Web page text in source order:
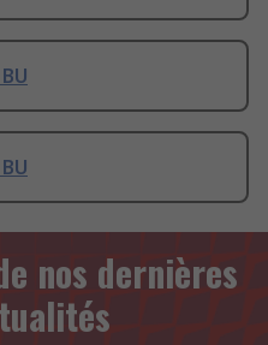
nos dernières